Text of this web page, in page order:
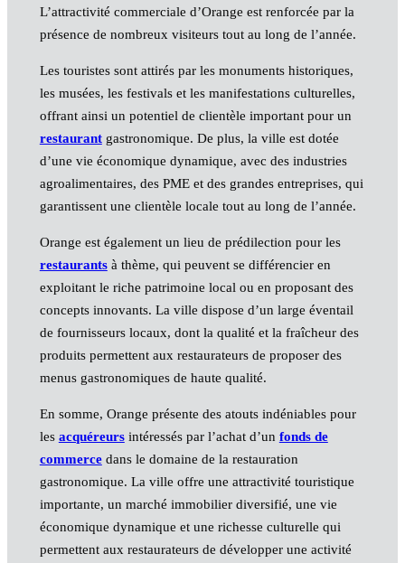
L’attractivité commerciale d’Orange est renforcée par la
présence de nombreux visiteurs tout au long de l’année.
Les touristes sont attirés par les monuments historiques,
les musées, les festivals et les manifestations culturelles,
offrant ainsi un potentiel de clientèle important pour un
restaurantgastronomique. De plus, la ville est dotée
d’une vie économique dynamique, avec des industries
agroalimentaires, des PME et des grandes entreprises, qui
garantissent une clientèle locale tout au long de l’année.
Orange est également un lieu de prédilection pour les
restaurantsà thème, qui peuvent se différencier en
exploitant le riche patrimoine local ou en proposant des
concepts innovants. La ville dispose d’un large éventail
de fournisseurs locaux, dont la qualité et la fraîcheur des
produits permettent aux restaurateurs de proposer des
menus gastronomiques de haute qualité.
En somme, Orange présente des atouts indéniables pour
les acquéreursintéressés par l’achat d’un fonds de
commercedans le domaine de la restauration
gastronomique. La ville offre une attractivité touristique
importante, un marché immobilier diversifié, une vie
économique dynamique et une richesse culturelle qui
permettent aux restaurateurs de développer une activité